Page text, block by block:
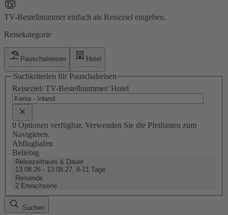
TV-Bestellnummer einfach als Reiseziel eingeben.
Reisekategorie
Pauschalreisen Hotel
Suchkriterien für Pauschalreisen
Reiseziel/ TV-Bestellnummer/ Hotel
0 Optionen verfügbar. Verwenden Sie die Pfeiltasten zum
Navigieren.
Abflughafen
Beliebig
Reisezeitraum & Dauer
13.08.26 - 13.08.27, 8-11 Tage
Reisende
2 Erwachsene
Suchen